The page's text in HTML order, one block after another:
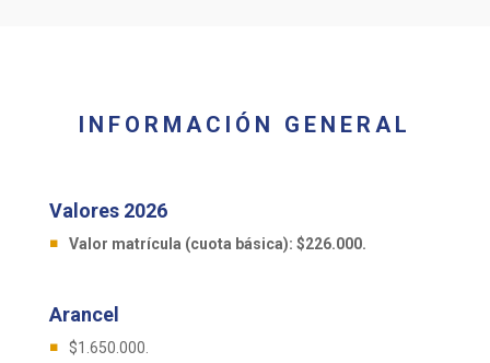
INFORMACIÓN GENERAL
Valores 2026
Valor matrícula (cuota básica): $226.000.
Arancel
$1.650.000.